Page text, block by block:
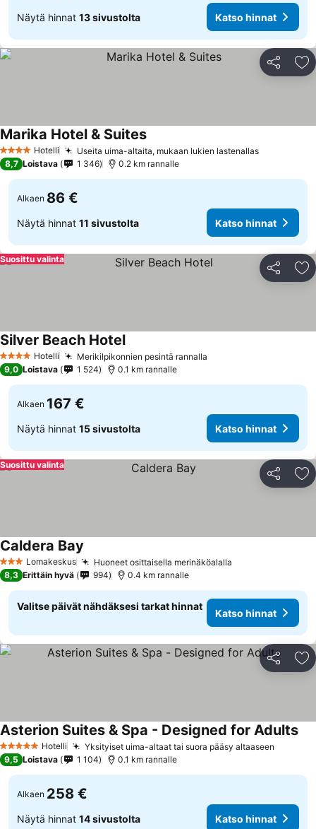
Näytä hinnat 13 sivustolta Katso hinnat
Jaa
4 Tähtiluokitus
Hotelli Useita uima-altaita, mukaan lukien lastenallas
Marika Hotel & Suites
8,7 Loistava 1 346 0.2 km rannalle
Alkaen 86 €
Näytä hinnat 11 sivustolta Katso hinnat
Jaa
Suosittu valinta
4 Tähtiluokitus
Hotelli Merikilpikonnien pesintä rannalla
Silver Beach Hotel
9,0 Loistava 1 524 0.1 km rannalle
Alkaen 167 €
Näytä hinnat 15 sivustolta Katso hinnat
Jaa
Suosittu valinta
3 Tähtiluokitus
Lomakeskus Huoneet osittaisella merinäköalalla
Caldera Bay
8,3 Erittäin hyvä 994 0.4 km rannalle
Valitse päivät nähdäksesi tarkat hinnat
Katso hinnat
Jaa
5 Tähtiluokitus
Hotelli Yksityiset uima-altaat tai suora pääsy altaaseen
Asterion Suites & Spa - Designed for Adults
9,5 Loistava 1 104 0.1 km rannalle
Alkaen 258 €
Näytä hinnat 14 sivustolta Katso hinnat